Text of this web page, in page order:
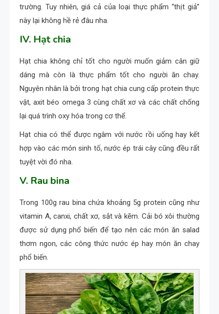
trường. Tuy nhiên, giá cả của loại thực phẩm “thịt giả”
này lại không hề rẻ đâu nha.
IV. Hạt chia
Hạt chia không chỉ tốt cho người muốn giảm cân giữ
dáng mà còn là thực phẩm tốt cho người ăn chay.
Nguyên nhân là bởi trong hạt chia cung cấp protein thực
vật, axit béo omega 3 cùng chất xơ và các chất chống
lại quá trình oxy hóa trong cơ thể.
Hạt chia có thể được ngâm với nước rồi uống hay kết
hợp vào các món sinh tố, nước ép trái cây cũng đều rất
tuyệt vời đó nha.
V. Rau bina
Trong 100g rau bina chứa khoảng 5g protein cũng như
vitamin A, canxi, chất xơ, sắt và kẽm. Cải bó xôi thường
được sử dụng phổ biến để tạo nên các món ăn salad
thơm ngon, các công thức nước ép hay món ăn chay
phổ biến.